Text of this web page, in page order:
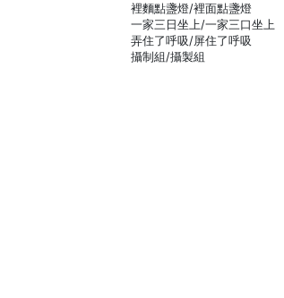
裡麵點盞燈/裡面點盞燈
一家三日坐上/一家三口坐上
弄住了呼吸/屏住了呼吸
攝制組/攝製組